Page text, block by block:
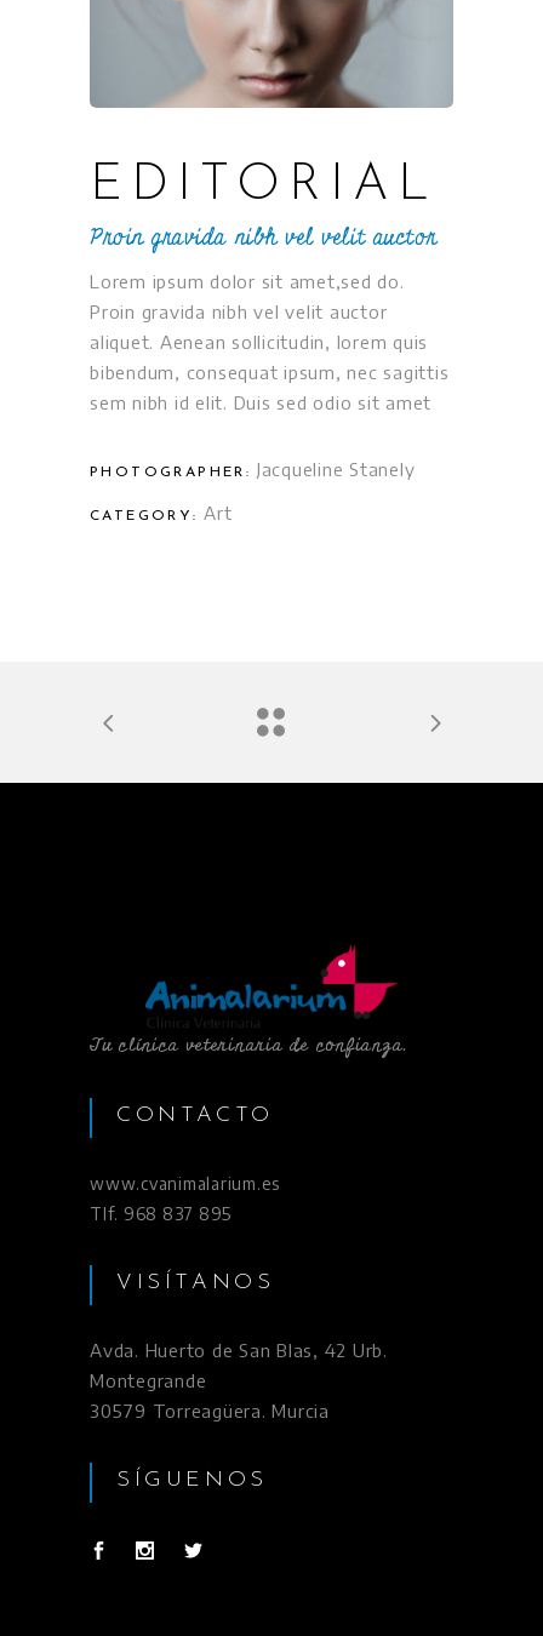
EDITORIAL
Proin gravida nibh vel velit auctor
Lorem ipsum dolor sit amet,sed do.
Proin gravida nibh vel velit auctor
aliquet. Aenean sollicitudin, lorem quis
bibendum, consequat ipsum, nec sagittis
sem nibh id elit. Duis sed odio sit amet
PHOTOGRAPHER: Jacqueline Stanely
CATEGORY: Art
Tu clínica veterinaria de confianza.
CONTACTO
www.cvanimalarium.es
Tlf. 968 837 895
VISÍTANOS
Avda. Huerto de San Blas, 42 Urb.
Montegrande
30579 Torreagüera. Murcia
SÍGUENOS